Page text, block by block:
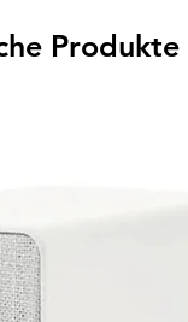
Produkte